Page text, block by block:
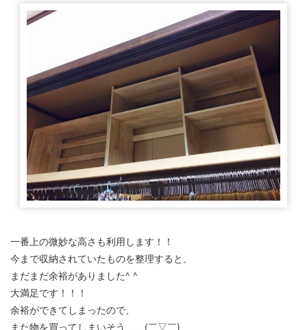
一番上の微妙な高さも利用します！！
今まで収納されていたものを整理すると、
まだまだ余裕がありました^ ^
大満足です！！！
余裕ができてしまったので、
また物を買ってしまいそう、、(￣▽￣)